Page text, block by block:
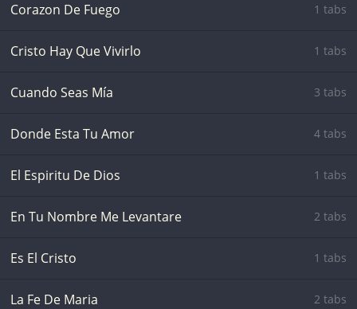
Corazon De Fuego 1 tabs
Cristo Hay Que Vivirlo 1 tabs
Cuando Seas Mía 3 tabs
Donde Esta Tu Amor 4 tabs
El Espiritu De Dios 1 tabs
En Tu Nombre Me Levantare 2 tabs
Es El Cristo 1 tabs
La Fe De Maria 2 tabs